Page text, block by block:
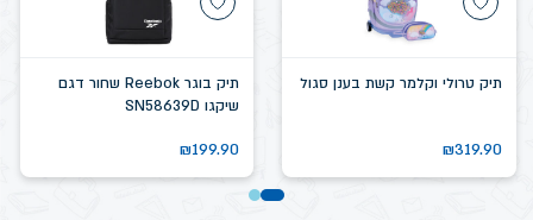
תיק טרולי וקלמר קשת בענן סגול
₪319.90
תיק בוגר Reebok שחור דגם
שיקגו SN58639D
₪199.90